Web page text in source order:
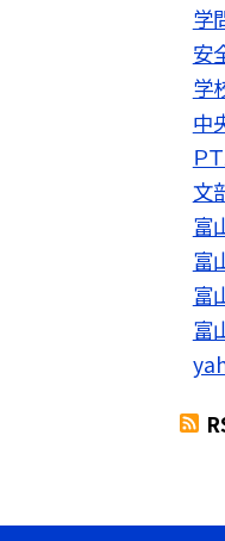
学
安
学
中
Ｐ
文
富
富
富
富